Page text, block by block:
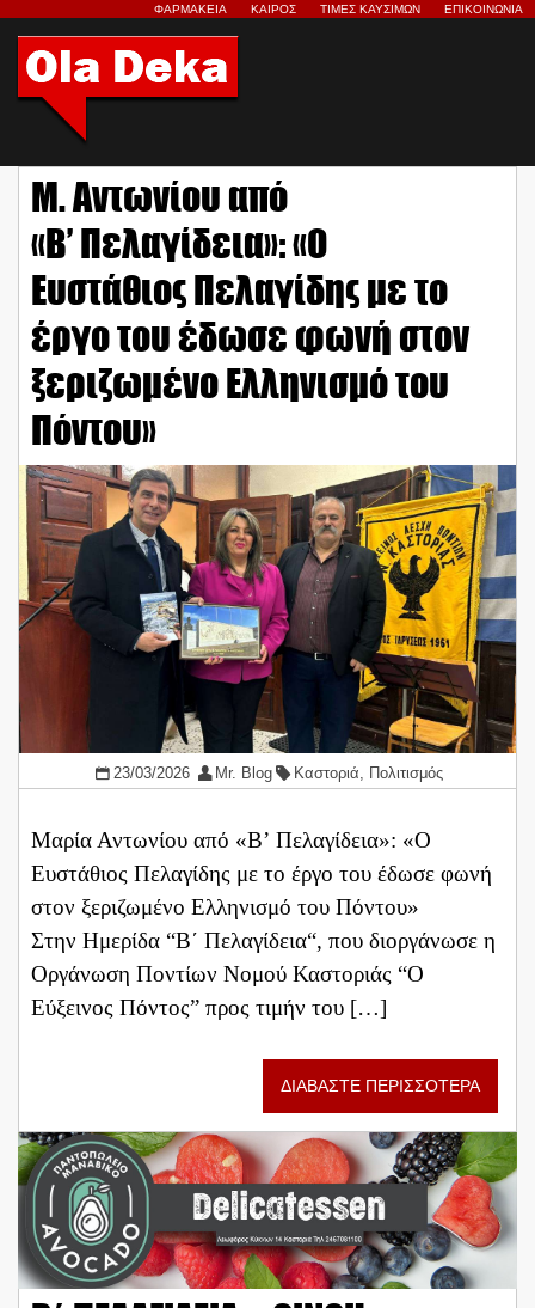
ΦΑΡΜΑΚΕΙΑ ΚΑΙΡΟΣ ΤΙΜΕΣ ΚΑΥΣΙΜΩΝ ΕΠΙΚΟΙΝΩΝΙΑ
Μ. Αντωνίου από
«Β’ Πελαγίδεια»: «Ο
Ευστάθιος Πελαγίδης με το
έργο του έδωσε φωνή στον
ξεριζωμένο Ελληνισμό του
Πόντου»
23/03/2026 Mr. Blog Καστοριά Πολιτισμός
Μαρία Αντωνίου από «Β’ Πελαγίδεια»: «Ο
Ευστάθιος Πελαγίδης με το έργο του έδωσε φωνή
στον ξεριζωμένο Ελληνισμό του Πόντου» ​
Στην Ημερίδα “Β΄ Πελαγίδεια“, που διοργάνωσε η
Οργάνωση Ποντίων Νομού Καστοριάς “Ο
Εύξεινος Πόντος” προς τιμήν του […]
ΔΙΑΒΑΣΤΕ ΠΕΡΙΣΣΟΤΕΡΑ